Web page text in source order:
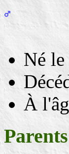
Né le
À
Parents